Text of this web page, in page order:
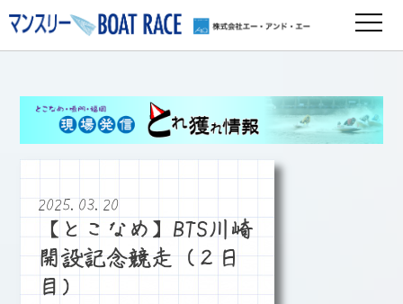
2025.03.20
【とこなめ】BTS川崎
開設記念競走（２日
目）